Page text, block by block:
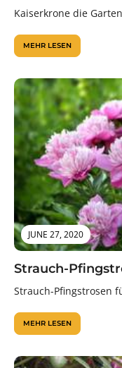
Kaiserkrone die
MEHR LESEN
JUNE 27, 2020
Strauch-
Strauch-Pfingstrosen
MEHR LESEN